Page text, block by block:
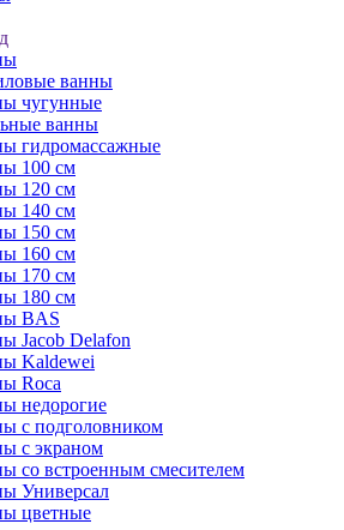
ванны
чугунные
ванны
гидромассажные
100 см
120 см
140 см
150 см
160 см
170 см
180 см
BAS
Jacob Delafon
Kaldewei
Roca
недорогие
с подголовником
с экраном
со встроенным смесителем
Универсал
цветные